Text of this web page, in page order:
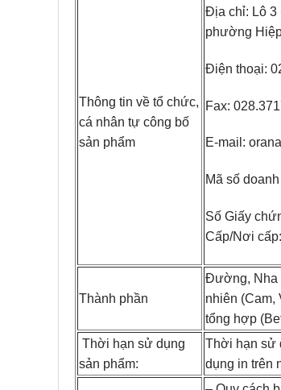
Thông tin về tổ chức,
cá nhân tự công bố
sản phẩm
Địa chỉ: Lô 3
phường
Điện thoại:
Fax:
E-mail:
Mã số
Số Giấy
Cấp/Nơi
Thành phần
Đường, Nha
nhiên (Cam,
tổng hợp
Thời hạn sử dụng
sản phẩm:
Thời hạn sử
dụng in trên